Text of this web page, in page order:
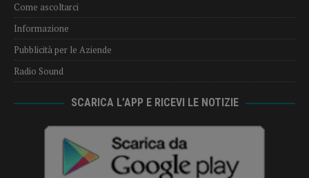
Come ascoltarci
Informazione
Pubblicità per le Aziende
Radio Sound
SCARICA L’APP E RICEVI LE NOTIZIE